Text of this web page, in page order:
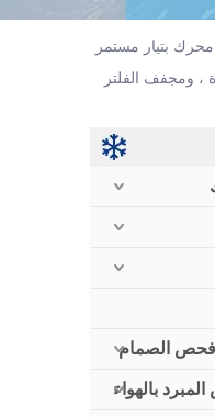
محرك بتيار مستمر
، ومجفف الفلتر
الصمام
بالهواء